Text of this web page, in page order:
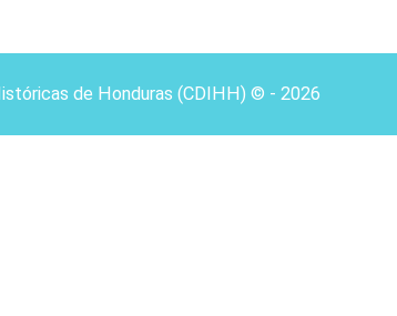
de Honduras (CDIHH) © - 2026